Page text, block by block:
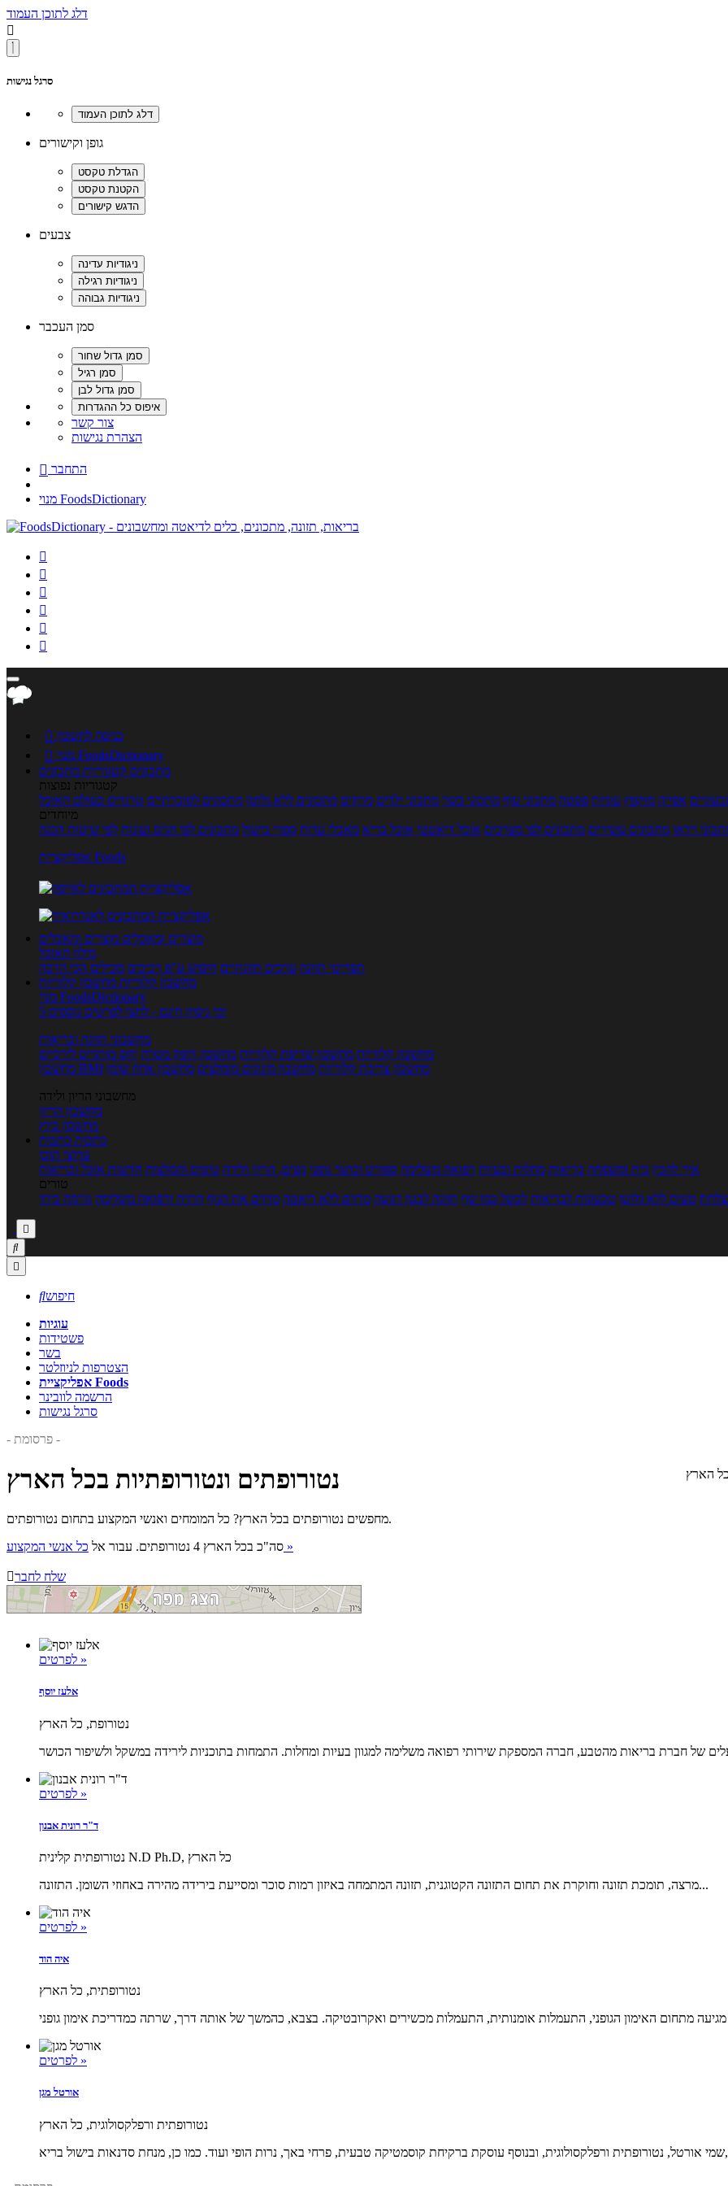
דלג לתוכן העמוד

סרגל נגישות
גופן וקישורים
צבעים
סמן העכבר
צור קשר
הצהרת נגישות
 התחבר
מנוי FoodsDictionary






 כניסה לחשבון

מנוי FoodsDictionary
מתכונים קטגוריות מתכונים
קטגוריות נפוצות
אפייה מוקפץ עוגיות פסטה מתכוני עוף מתכוני בשר מתכוני ילדים מרקים מתכונים ללא גלוטן מתכונים לסוכרתיים טרנדים בעולם האוכל
מיוחדים
וידאו מתכונים עשירים מתכונים לפי מצרכים אוכל דיאטטי אוכל בריא מאכלי עדות ספרי בישול מתכונים לפי חגים ועונות לפי שיטות הכנה
אפליקציית Foods
מוצרים ומאכלים מוצרים ומאכלים
מילון האוכל
תפריטי תזונה ערכים תזונתיים חיפוש ע"פ רכיבים מכילים הכי הרבה
מחשבון קלוריות מחשבון קלוריות
מנוי FoodsDictionary
5 ימי ניסיון חינם - לחצו לפרטים נוספים
מחשבוני תזונה ובריאות
מחשבון קלוריות מחשבון שריפת קלוריות מחשבון דופק מטרה יחס מותניים לירכיים
מחשבון BMI
מחשבון צריכת קלוריות מחשבון מינונים מומלצים מחשבון אחוז שומן
מחשבוני הריון ולידה
מחשבון הריון
מחשבון ביוץ
כתבות כתבות
ערוצי תוכן
איך להכין בית ומשפחה בריאות מחלות ובעיות רפואה משלימה ספורט וכושר גופני נשים, הריון ולידה טיפים והמלצות חדשות אוכל ובריאות
טורים
טעים ללא גלוטן טבעונות לבריאות לבשל כמו שף תזונה לבטן רגועה מרזים ללא דיאטה מזיזים את הגוף הרזיה ורפואה משלימה גורמה ביתי



חיפוש
עוגיות
פשטידות
בשר
הצטרפות לניוזלטר
אפליקציית Foods
הרשמה לוובינר
סרגל נגישות
- פרסומת -
הארץ נטורופתים ונטורופתיות בכל הארץ
מחפשים נטורופתים בכל הארץ? כל המומחים ואנשי המקצוע בתחום נטורופתים.
סה"כ בכל הארץ 4 נטורופתים. עבור אל כל אנשי המקצוע »
שלח לחבר
לפרטים »
אלעז יוסף
נטורופת, כל הארץ
לפרטים »
ד"ר רונית אבנון
נטורופתית קלינית N.D Ph.D, כל הארץ
מרצה, תומכת תזונה וחוקרת את תחום התזונה הקטוגנית, תזונה המתמחה באיזון רמות סוכר ומסייעת בירידה מהירה באחוזי השומן. התזונה...
לפרטים »
איה הוד
נטורופתית, כל הארץ
לפרטים »
אורטל מגן
נטורופתית ורפלקסולוגית, כל הארץ
בישול בריא,...